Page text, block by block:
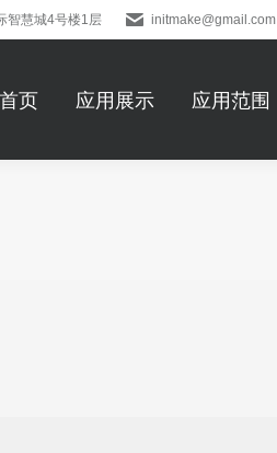
智慧城4号楼1层 initmake@gmail.com
首页 应用展示 应用范围